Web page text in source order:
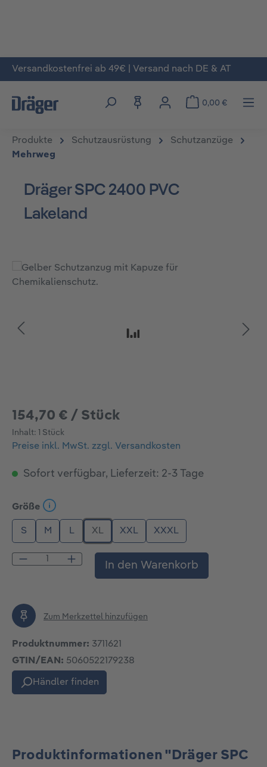
Zum Hauptinhalt springen
Versandkostenfrei ab 49€ | Versand nach DE & AT
0,00 €
Produkte Schutzausrüstung
Schutzanzüge
Mehrweg
Dräger SPC 2400 PVC
Lakeland
Bildergalerie überspringen
154,70 € / Stück
Inhalt: 1 Stück
Preise inkl. MwSt. zzgl. Versandkosten
Sofort verfügbar, Lieferzeit: 2-3 Tage
Größe auswählen
S M L XL XXL XXXL
Produkt Anzahl: Gib den gewünschten
In den Warenkorb
Zum Merkzettel hinzufügen
Produktnummer: 3711621
GTIN/EAN: 5060522179238
Händler finden
Produktinformationen "Dräger SPC